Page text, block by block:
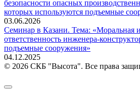
безопасности опасных
которых используются подъемные
03.06.2026
Семинар в Казани. Тема: «Моральная
ответственность инженера-
подъемные сооружения»
04.12.2025
© 2026 СКБ "Высота". Все права